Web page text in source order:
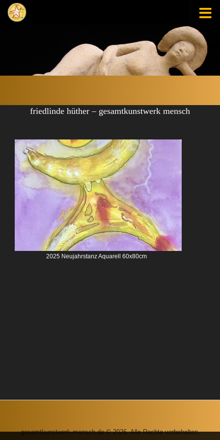
Zum Inhalt springen
friedlinde hüther – gesamtkunstwerk mensch
2025 Neujahrstanz Aquarell 60x80cm
gesamtkunstwerk-mensch.de © 2026. Alle Rechte vorbehalten.